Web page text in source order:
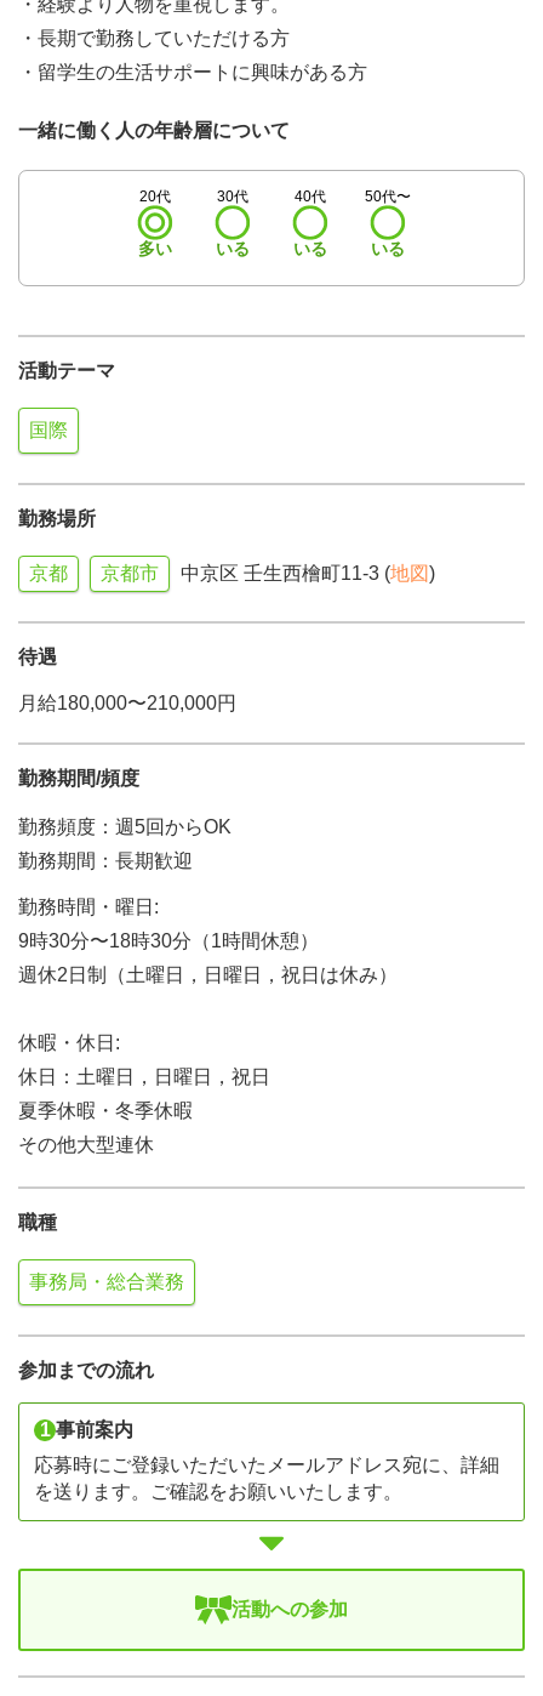
・経験より人物を重視します。
・長期で勤務していただける方
・留学生の生活サポートに興味がある方
一緒に働く人の年齢層について
20代
多い
30代
いる
40代
いる
50代〜
いる
活動テーマ
国際
勤務場所
京都 京都市 中京区 壬生西檜町11-3 (地図)
待遇
月給180,000〜210,000円
勤務期間/頻度
勤務頻度：週5回からOK
勤務期間：長期歓迎
勤務時間・曜日:
9時30分〜18時30分（1時間休憩）
週休2日制（土曜日，日曜日，祝日は休み）
休暇・休日:
休日：土曜日，日曜日，祝日
夏季休暇・冬季休暇
その他大型連休
職種
事務局・総合業務
参加までの流れ
1 事前案内
応募時にご登録いただいたメールアドレス宛に、詳細
を送ります。ご確認をお願いいたします。
活動への参加